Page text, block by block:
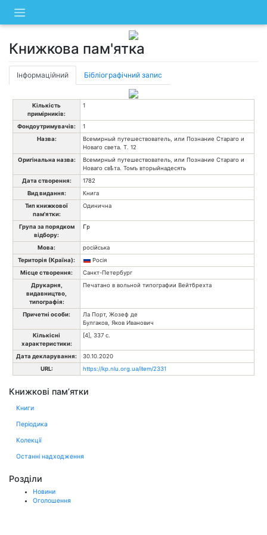
content
Книжкова пам'ятка
Інформаційний Бібліографічний запис
Кількість
примірників:
1
Фондоутримувачів:
1
Назва:
Всемирный путешествователь, или Познание Стараго и
Новаго света. Т. 12
Оригінальна назва:
Всемирный путешествователь, или Познание Стараго и
Новаго свѣта. Томъ вторыйнадесять
Дата створення:
1782
Вид видання:
Книга
Тип книжкової
пам'ятки:
Одинична
Група за порядком
відбору:
Гр
Мова:
російська
Територія (Країна):
Росія
Місце створення:
Санкт-Петербург
Друкарня,
видавництво,
типографія:
Печатано в вольной типографии Вейтбрехта
Причетні особи:
Ла Порт, Жозеф де
Булгаков, Яков Иванович
Кількісні
характеристики:
[4], 337 с.
Дата декларування:
30.10.2020
URL:
https://kp.nlu.org.ua/item/2331
Книжкові пам’ятки
Книги
Періодика
Колекції
Останні надходження
Розділи
Новини
Оголошення